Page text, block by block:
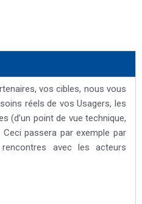
vos cibles, nous vous
réels de vos Usagers, les
(d’un point de vue technique,
passera par exemple par
avec les acteurs